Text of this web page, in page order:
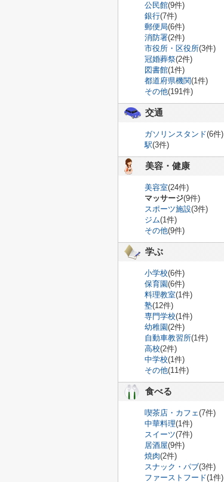
公民館(9件)
銀行(7件)
郵便局(6件)
消防署(2件)
市役所・区役所(3件)
冠婚葬祭(2件)
図書館(1件)
都道府県機関(1件)
その他(191件)
交通
ガソリンスタンド(6件)
駅(3件)
美容・健康
美容室(24件)
マッサージ(9件)
スポーツ施設(3件)
ジム(1件)
その他(9件)
学ぶ
小学校(6件)
保育園(6件)
料理教室(1件)
塾(12件)
専門学校(1件)
幼稚園(2件)
自動車教習所(1件)
高校(2件)
中学校(1件)
その他(11件)
食べる
喫茶店・カフェ(7件)
中華料理(1件)
スイーツ(7件)
居酒屋(9件)
焼肉(2件)
スナック・パブ(3件)
ファーストフード(1件)